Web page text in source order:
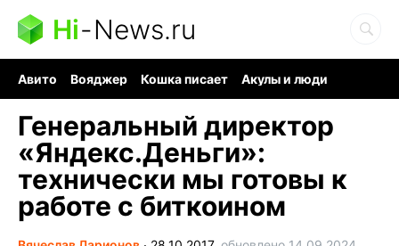
Hi-News.ru
Авито Вояджер Кошка писает
Акулы и люди
Генеральный директор
«Яндекс.Деньги»:
технически мы готовы к
работе с биткоином